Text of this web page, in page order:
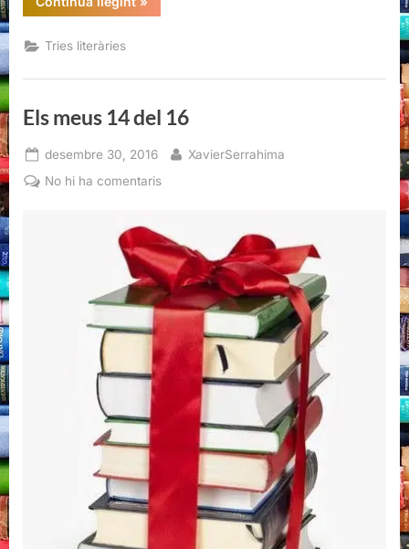
meus
Tries literàries
Els meus 14 del 16
Posted
on
desembre 30, 2016 By
XavierSerrahima
No hi ha comentarisa
14
del
16